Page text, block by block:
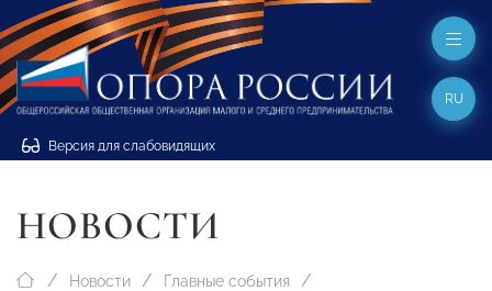
Версия для слабовидящих
RU
НОВОСТИ
Новости Главные события